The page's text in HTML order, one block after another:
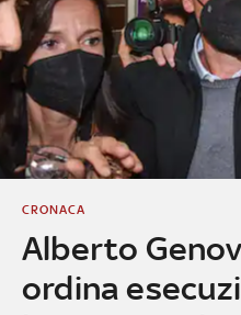
Alberto
ordina
CRONACA